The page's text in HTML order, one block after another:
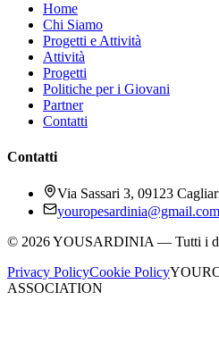
Home
Chi Siamo
Progetti e Attività
Attività
Progetti
Politiche per i Giovani
Partner
Contatti
Contatti
Via Sassari 3, 09123
youropesardinia@gmail.com
© 2026 YOUSARDINIA — Tutti i
Privacy PolicyCookie Policy
ASSOCIATION